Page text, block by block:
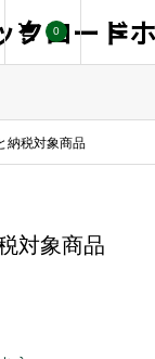
ロード
0
納税対象商品
対象商品